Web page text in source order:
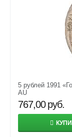
5 рублей 1991
AU
767,00 руб.